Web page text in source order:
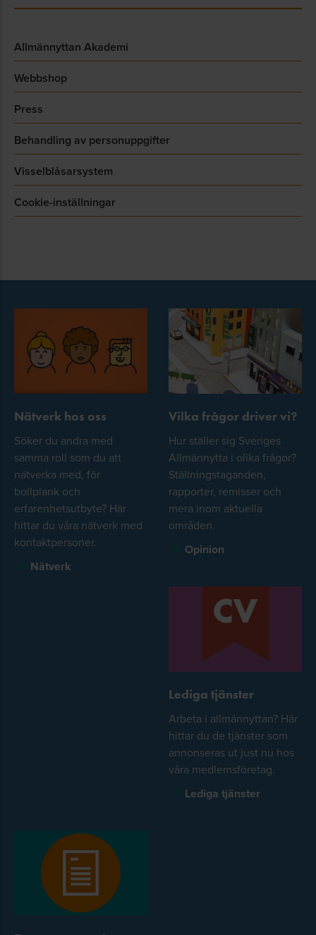
Allmännyttan Akademi
Webbshop
Press
Behandling av personuppgifter
Visselblåsarsystem
Cookie-inställningar
Nätverk hos oss
Söker du andra med
samma roll som du att
nätverka med, för
bollplank och
erfarenhetsutbyte? Här
hittar du våra nätverk med
kontaktpersoner.
Nätverk
Vilka frågor driver vi?
Hur ställer sig Sveriges
Allmännytta i olika frågor?
Ställningstaganden,
rapporter, remisser och
mera inom aktuella
områden.
Opinion
Lediga tjänster
Arbeta i allmännyttan? Här
hittar du de tjänster som
annonseras ut just nu hos
våra medlemsföretag.
Lediga tjänster